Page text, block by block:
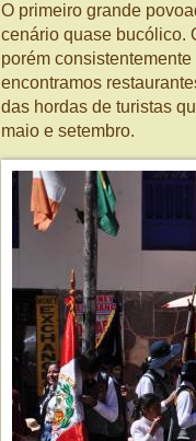
O primeiro grande
cenário quase bucólico.
porém
encontramos
das hordas de turistas
maio e setembro.